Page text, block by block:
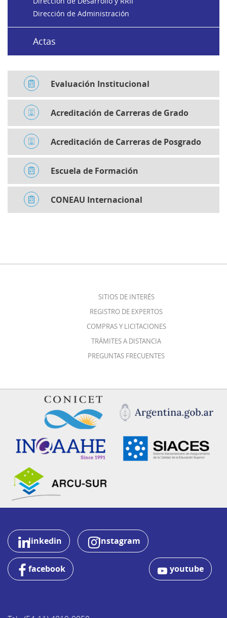
Dirección de Administración
Actas
Evaluación Institucional
Acreditación de Carreras de Grado
Acreditación de Carreras de Posgrado
Escuela de Formación
CONEAU Internacional
SITIOS DE INTERÉS
REGISTRO DE EXPERTOS
COMPRAS Y LICITACIONES
TRÁMITES A DISTANCIA
PREGUNTAS FRECUENTES
linkedin Instagram
facebook youtube